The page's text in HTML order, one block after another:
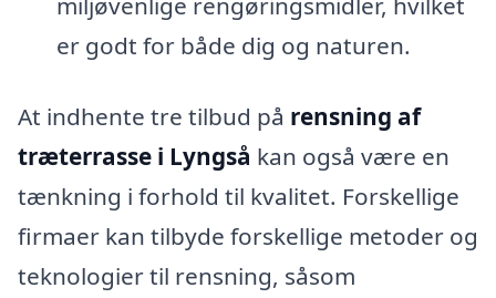
er godt for både dig og naturen.
At indhente tre tilbud på rensning af
træterrasse i Lyngså kan også være en
tænkning i forhold til kvalitet. Forskellige
firmaer kan tilbyde forskellige metoder og
teknologier til rensning, såsom